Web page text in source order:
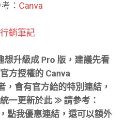
： Canva
行銷筆記
想升級成 Pro 版，建議先看
方授權的 Canva
，會有官方給的特別連結，
一更新於此 ⨠ 請參考：
，點我優惠連結，還可以額外